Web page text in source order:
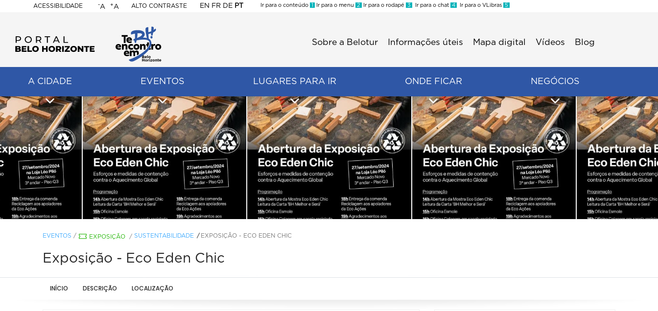
ACESSIBILIDADE
BELO
HORIZONTE
-A +A ALTO CONTRASTE EN FR DE PT
Ir para o conteúdo 1 Ir para o menu 2 Ir para o rodapé 3 Ir para o chat 4 Ir para o VLibras 5
Sobre a Belotur Informações úteis Mapa digital Vídeos Blog
A CIDADE EVENTOS LUGARES PARA IR ONDE FICAR NEGÓCIOS
EVENTOS / EXPOSIÇÃO / SUSTENTABILIDADE EXPOSIÇÃO - ECO EDEN CHIC
Exposição - Eco Eden Chic
INÍCIO DESCRIÇÃO LOCALIZAÇÃO